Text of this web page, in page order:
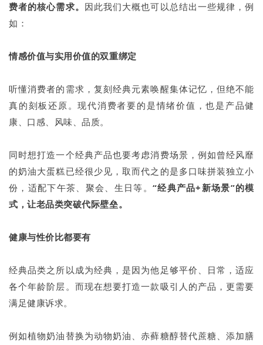
费者的核心需求。 因此我们大概也可以总结出一些规律，例
如：
情感价值与实用价值的双重绑定
听懂消费者的需求，复刻经典元素唤醒集体记忆，但绝不能
真的刻板还原。现代消费者要的是情绪价值，也是产品健
康、口感、风味、品质。
同时想打造一个经典产品也要考虑消费场景，例如曾经风靡
的奶油大蛋糕已经很少见，取而代之的是多口味拼装独立小
份，适配下午茶、聚会、生日等。 “经典产品+新场景”的模
式，让老品类突破代际壁垒。
健康与性价比都要有
经典品类之所以成为经典，是因为他足够平价、日常，适应
各个年龄阶层。而现在想要打造一款吸引人的产品，更需要
满足健康诉求。
例如植物奶油替换为动物奶油、赤藓糖醇替代蔗糖、添加膳